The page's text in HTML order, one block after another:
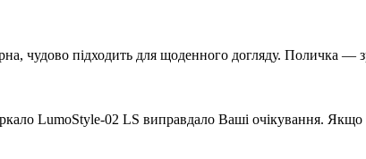
чудово підходить для щоденного догляду. Поличка —
LumoStyle-02 LS виправдало Ваші очікування. Якщо